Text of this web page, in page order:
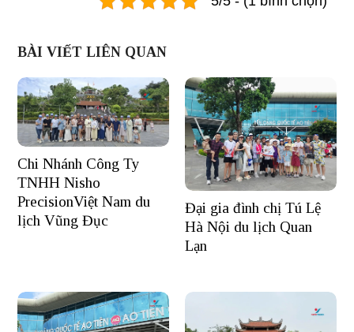
BÀI VIẾT LIÊN QUAN
Chi Nhánh Công Ty
TNHH Nisho
PrecisionViệt Nam du
lịch Vũng Đục
Đại gia đình chị Tú Lệ
Hà Nội du lịch Quan
Lạn